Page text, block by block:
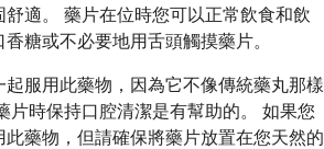
適。 藥片在位時您可以正常飲食和飲
糖或不必要地用舌頭觸摸藥片。
服用此藥物，因為它不像傳統藥丸那樣
片時保持口腔清潔是有幫助的。 如果您
藥物，但請確保將藥片放置在您天然的